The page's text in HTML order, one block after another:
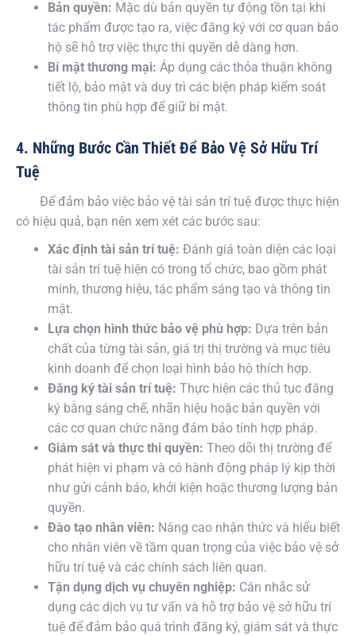
Bản quyền: Mặc dù bản quyền tự động tồn tại khi
tác phẩm được tạo ra, việc đăng ký với cơ quan bảo
hộ sẽ hỗ trợ việc thực thi quyền dễ dàng hơn.
Bí mật thương mại: Áp dụng các thỏa thuận không
tiết lộ, bảo mật và duy trì các biện pháp kiểm soát
thông tin phù hợp để giữ bí mật.
4. Những Bước Cần Thiết Để Bảo Vệ Sở Hữu Trí
Tuệ
Để đảm bảo việc bảo vệ tài sản trí tuệ được thực hiện
có hiệu quả, bạn nên xem xét các bước sau:
Xác định tài sản trí tuệ: Đánh giá toàn diện các loại
tài sản trí tuệ hiện có trong tổ chức, bao gồm phát
minh, thương hiệu, tác phẩm sáng tạo và thông tin
mật.
Lựa chọn hình thức bảo vệ phù hợp: Dựa trên bản
chất của từng tài sản, giá trị thị trường và mục tiêu
kinh doanh để chọn loại hình bảo hộ thích hợp.
Đăng ký tài sản trí tuệ: Thực hiện các thủ tục đăng
ký bằng sáng chế, nhãn hiệu hoặc bản quyền với
các cơ quan chức năng đảm bảo tính hợp pháp.
Giám sát và thực thi quyền: Theo dõi thị trường để
phát hiện vi phạm và có hành động pháp lý kịp thời
như gửi cảnh báo, khởi kiện hoặc thương lượng bản
quyền.
Đào tạo nhân viên: Nâng cao nhận thức và hiểu biết
cho nhân viên về tầm quan trọng của việc bảo vệ sở
hữu trí tuệ và các chính sách liên quan.
Tận dụng dịch vụ chuyên nghiệp: Cân nhắc sử
dụng các dịch vụ tư vấn và hỗ trợ bảo vệ sở hữu trí
tuệ để đảm bảo quá trình đăng ký, giám sát và thực